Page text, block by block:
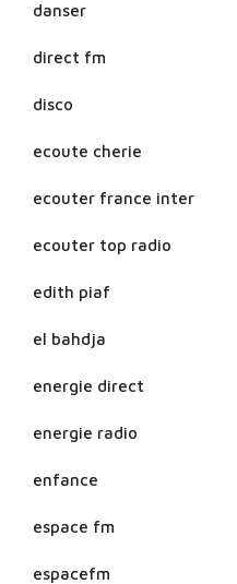
danser
direct fm
disco
ecoute cherie
ecouter france inter
ecouter top radio
edith piaf
el bahdja
energie direct
energie radio
enfance
espace fm
espacefm